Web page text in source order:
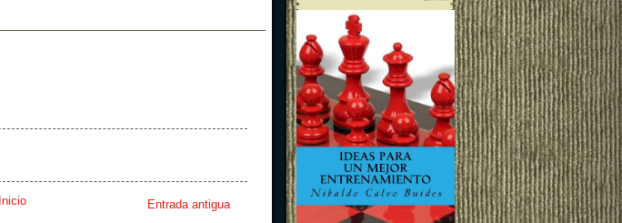
Entrada antigua
Inicio